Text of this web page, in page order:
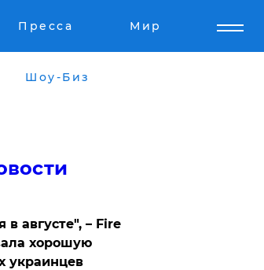
Пресса Мир
Шоу-Биз
августе", – Fire
хорошую
украинцев